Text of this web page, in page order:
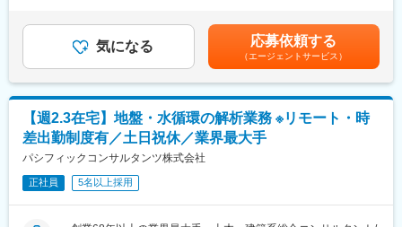
なります。
・マンツーマンによる研修に関して
研修は4,500本の研修コンテンツもありますが、注力しているのは
面研修です。実務で活かせる技術力向上には複数人の講座よりエ
ンジニア個人に向けた研修を行い、通常より早いキャリアアップ
を実現できると考えております。※研修内容によって、複数人にな
る場合もございます。
変更の範囲：会社の定める業務
・CAEや物理ドメインに関するリサーチ
・CAE解析にAIを組み合わせたソリューションの経験を積むこと
が可能です。
・クライアントの製造現場のエンジニアの方々とのコミュニケー
ション機会も豊富です。現場の方から情報を引き出すためのコミ
ュニケーション力が求められます。
■中途入社者からの声
「前職の経験を活かしながら新しい技術に挑戦できる」「役員と
給与改定：年2回（1月、7月）■賞与：年2回（3月、9月）賃金は
あくまでも目安の金額であり、選考を通じて上下する可能性があ
ります。月給(月額)は固定手当を含めた表記です。
気になる 応募依頼する
（エージェントサービス）
【週2.3在宅】地盤・水循環の解析業務 ※リモート・時
差出勤制度有／土日祝休／業界最大手
パシフィックコンサルタンツ株式会社
正社員 5名以上採用